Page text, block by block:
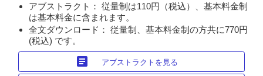
アブストラクト： 従量制は110円（税込）、基本料金制
は基本料金に含まれます。
全文ダウンロード： 従量制、基本料金制の方共に770円
(税込) です。
article アブストラクトを見る